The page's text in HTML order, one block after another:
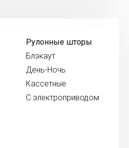
Рулонные шторы
Блэкаут
День-Ночь
Кассетные
С электроприводом